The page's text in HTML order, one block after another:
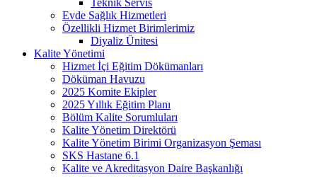
Evde Sağlık Hizmetleri
Özellikli Hizmet Birimlerimiz
Diyaliz Ünitesi
Kalite Yönetimi
Hizmet İçi Eğitim Dökümanları
Döküman Havuzu
2025 Komite Ekipler
2025 Yıllık Eğitim Planı
Bölüm Kalite Sorumluları
Kalite Yönetim Direktörü
Kalite Yönetim Birimi Organizasyon Şeması
SKS Hastane 6.1
Kalite ve Akreditasyon Daire Başkanlığı